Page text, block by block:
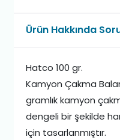
Ürün Hakkında
Hatco 100 gr.
Kamyon Çakma
gramlık kamyon
dengeli bir şekilde
için tasarlanmıştır.